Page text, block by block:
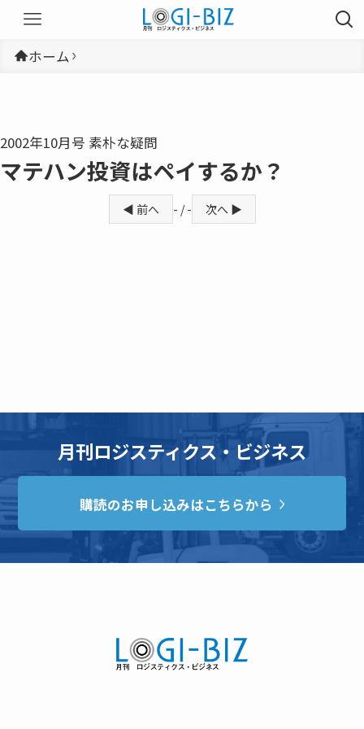
ホーム
2002年10月号 素朴な疑問
マテハン投資はペイするか？
◀ 前へ - / - 次へ ▶
月刊ロジスティクス・ビジネス
購読のお申し込みはこちらから